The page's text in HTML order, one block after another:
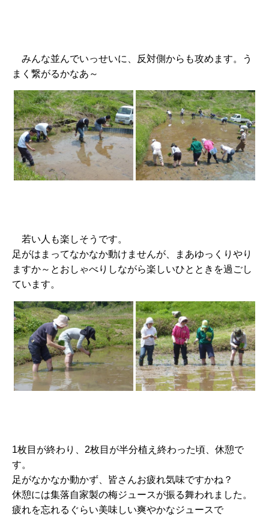
みんな並んでいっせいに、反対側からも攻めます。う
まく繋がるかなあ～
若い人も楽しそうです。
足がはまってなかなか動けませんが、まあゆっくりやり
ますか～とおしゃべりしながら楽しいひとときを過ごし
ています。
1枚目が終わり、2枚目が半分植え終わった頃、休憩で
す。
足がなかなか動かず、皆さんお疲れ気味ですかね？
休憩には集落自家製の梅ジュースが振る舞われました。
疲れを忘れるぐらい美味しい爽やかなジュースで